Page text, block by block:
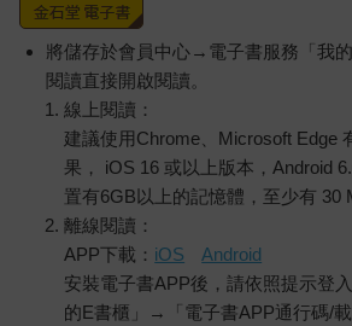
將儲存於會員中心→電子書服務「我
閱讀直接開啟閱讀。
線上閱讀：
建議使用Chrome、Microsoft Edge
果， iOS 16 或以上版本，Android
置有6GB以上的記憶體，至少有 30
離線閱讀：
APP下載： iOS
Android
安裝電子書APP後，請依照提示登
的E書櫃」→「電子書APP通行碼/